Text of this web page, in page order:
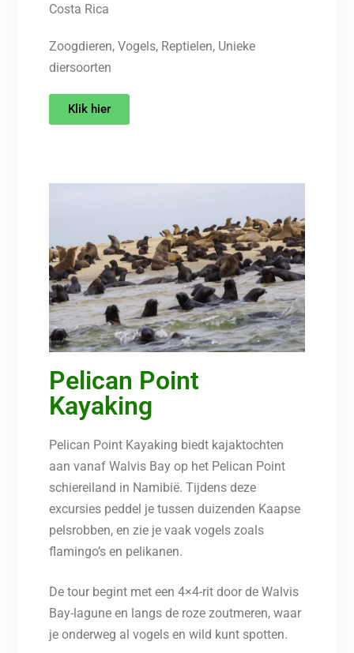
Costa Rica
Zoogdieren, Vogels, Reptielen, Unieke
diersoorten
Klik hier
Pelican Point
Kayaking
Pelican Point Kayaking biedt kajaktochten
aan vanaf Walvis Bay op het Pelican Point
schiereiland in Namibië. Tijdens deze
excursies peddel je tussen duizenden Kaapse
pelsrobben, en zie je vaak vogels zoals
flamingo’s en pelikanen.
De tour begint met een 4×4-rit door de Walvis
Bay-lagune en langs de roze zoutmeren, waar
je onderweg al vogels en wild kunt spotten.